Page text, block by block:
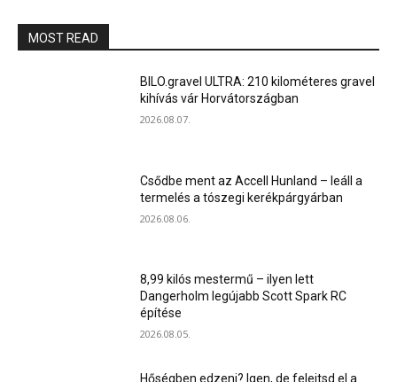
MOST READ
BILO.gravel ULTRA: 210 kilométeres gravel
kihívás vár Horvátországban
2026.08.07.
Csődbe ment az Accell Hunland – leáll a
termelés a tószegi kerékpárgyárban
2026.08.06.
8,99 kilós mestermű – ilyen lett
Dangerholm legújabb Scott Spark RC
építése
2026.08.05.
Hőségben edzeni? Igen, de felejtsd el a